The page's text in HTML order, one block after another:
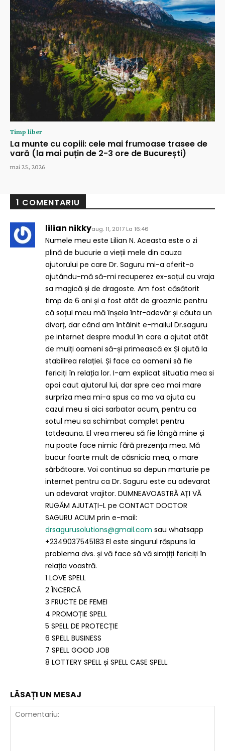
Timp liber
La munte cu copiii: cele mai frumoase trasee de
vară (la mai puțin de 2-3 ore de București)
mai 25, 2026
1 COMENTARIU
lilian nikkyaug. 11, 2017 La 16:46
Numele meu este Lilian N. Aceasta este o zi
plină de bucurie a vieții mele din cauza
ajutorului pe care Dr. Saguru mi-a oferit-o
ajutându-mă să-mi recuperez ex-soțul cu vraja
sa magică și de dragoste. Am fost căsătorit
timp de 6 ani și a fost atât de groaznic pentru
că soțul meu mă înșela într-adevăr și căuta un
divorț, dar când am întâlnit e-mailul Dr.saguru
pe internet despre modul în care a ajutat atât
de mulți oameni să-și primească ex Și ajută la
stabilirea relației. Și face ca oamenii să fie
fericiți în relația lor. I-am explicat situatia mea si
apoi caut ajutorul lui, dar spre cea mai mare
surpriza mea mi-a spus ca ma va ajuta cu
cazul meu si aici sarbator acum, pentru ca
sotul meu sa schimbat complet pentru
totdeauna. El vrea mereu să fie lângă mine și
nu poate face nimic fără prezența mea. Mă
bucur foarte mult de căsnicia mea, o mare
sărbătoare. Voi continua sa depun marturie pe
internet pentru ca Dr. Saguru este cu adevarat
un adevarat vrajitor. DUMNEAVOASTRĂ AȚI VĂ
RUGĂM AJUTAȚI-L pe CONTACT DOCTOR
SAGURU ACUM prin e-mail:
drsagurusolutions@gmail.com sau whatsapp
+2349037545183 El este singurul răspuns la
problema dvs. și vă face să vă simțiți fericiți în
relația voastră.
1 LOVE SPELL
2 ÎNCERCĂ
3 FRUCTE DE FEMEI
4 PROMOȚIE SPELL
5 SPELL DE PROTECȚIE
6 SPELL BUSINESS
7 SPELL GOOD JOB
8 LOTTERY SPELL și SPELL CASE SPELL.
LĂSAȚI UN MESAJ